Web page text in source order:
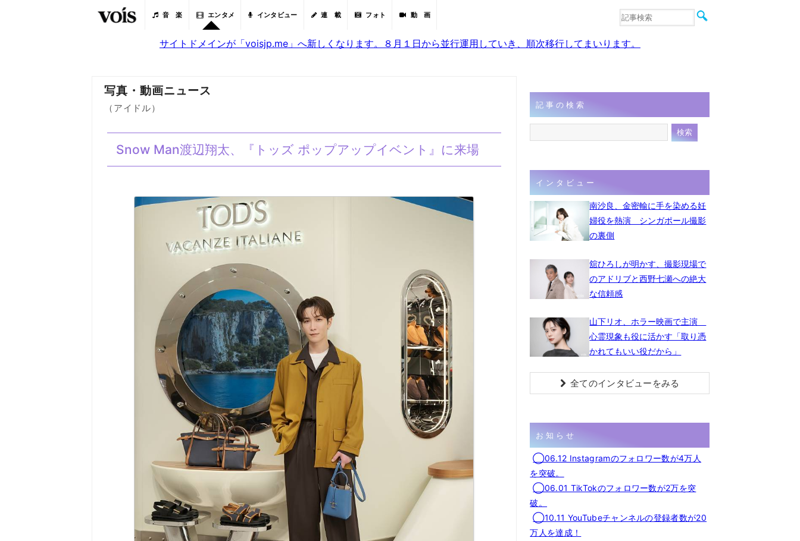
音 楽 エンタメ インタビュー 連 載 フォト 動 画
音楽
サイトドメインが「voisjp.me」へ新しくなります。８月１日から並行運用していき、順次移行してまいります。
写真・動画ニュース
（アイドル）
Snow Man渡辺翔太、『トッズ ポップアップイベント』に来場
記事の検索
インタビュー
南沙良、金密輸に手を染める妊
婦役を熱演 シンガポール撮影
の裏側
舘ひろしが明かす、撮影現場で
のアドリブと西野七瀬への絶大
な信頼感
山下リオ、ホラー映画で主演
心霊現象も役に活かす「取り憑
かれてもいい役だから」
全てのインタビューをみる
お知らせ
◯06.12 Instagramのフォロワー数が4万人
を突破。
◯06.01 TikTokのフォロワー数が2万を突
破。
◯10.11 YouTubeチャンネルの登録者数が20
万人を達成！